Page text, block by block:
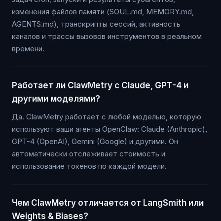
изменения файлов памяти (SOUL.md, MEMORY.md,
AGENTS.md), транскрипты сессий, активность
каналов и трассы вызовов инструментов в реальном
времени.
Работает ли ClawMetry с Claude, GPT-4 и
другими моделями?
Да. ClawMetry работает с любой моделью, которую
используют ваши агенты OpenClaw: Claude (Anthropic),
GPT-4 (OpenAI), Gemini (Google) и другими. Он
автоматически отслеживает стоимость и
использование токенов по каждой модели.
Чем ClawMetry отличается от LangSmith или
Weights & Biases?